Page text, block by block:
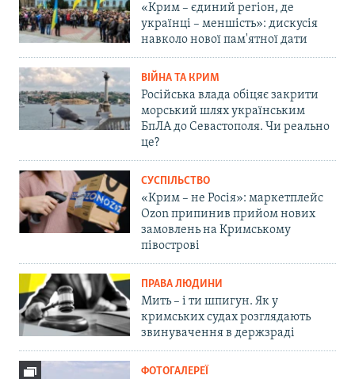
«Крим – єдиний регіон, де
українці – меншість»: дискусія
навколо нової пам'ятної дати
ВІЙНА ТА КРИМ
Російська влада обіцяє закрити
морський шлях українським
БпЛА до Севастополя. Чи реально
це?
СУСПІЛЬСТВО
«Крим – не Росія»: маркетплейс
Ozon припинив прийом нових
замовлень на Кримському
півострові
ПРАВА ЛЮДИНИ
Мить – і ти шпигун. Як у
кримських судах розглядають
звинувачення в держзраді
ФОТОГАЛЕРЕЇ